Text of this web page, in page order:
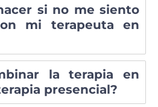
si no me siento
mi terapeuta en
la terapia en
presencial?